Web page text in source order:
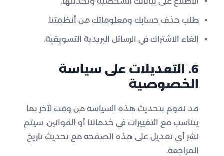
طلب حذف حسابك ومعلوماتك من أنظمتنا.
إلغاء الاشتراك في الرسائل البريدية التسويقية.
6. التعديلات على سياسة
الخصوصية
قد نقوم بتحديث هذه السياسة من وقت لآخر بما
يتناسب مع التغييرات في خدماتنا أو القوانين. سيتم
نشر أي تعديل على هذه الصفحة مع تحديث تاريخ
المراجعة.